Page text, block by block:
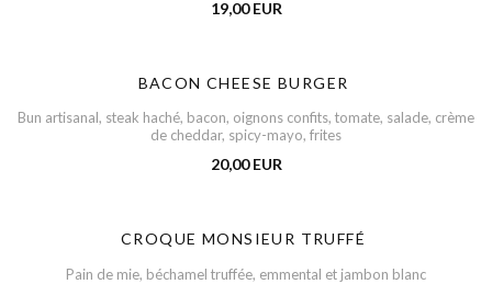
19,00 EUR
BACON CHEESE BURGER
Bun artisanal, steak haché, bacon, oignons confits, tomate, salade, crème
de cheddar, spicy-mayo, frites
20,00 EUR
CROQUE MONSIEUR TRUFFÉ
Pain de mie, béchamel truffée, emmental et jambon blanc